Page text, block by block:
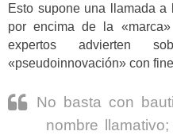
Esto supone una llamada
por encima de la
expertos advierten
«pseudoinnovación» con
No basta con
nombre